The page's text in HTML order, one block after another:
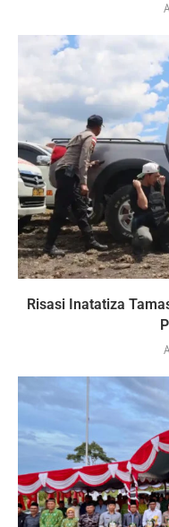
Risasi Inatatiza